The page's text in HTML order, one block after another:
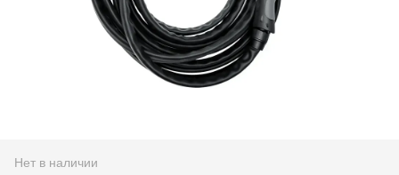
Нет в наличии